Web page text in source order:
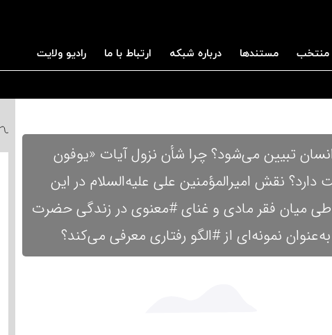
منتخب مستندها درباره شبکه ارتباط با ما رادیو ولایت
تبیین می‌شود؟ چرا شأن نزول آیات «یوفون
دارد؟ نقش امیرالمؤمنین علی علیه‌السلام در این
میان فقر مادی و غنای #معنوی در زندگی حضرت
نمونه‌ای از #الگو رفتاری معرفی می‌کند؟